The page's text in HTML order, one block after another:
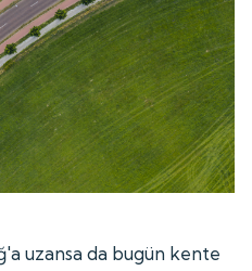
uzansa da bugün kente